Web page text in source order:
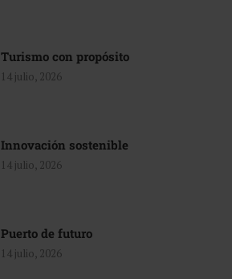
Turismo con propósito
14 julio, 2026
Innovación sostenible
14 julio, 2026
Puerto de futuro
14 julio, 2026